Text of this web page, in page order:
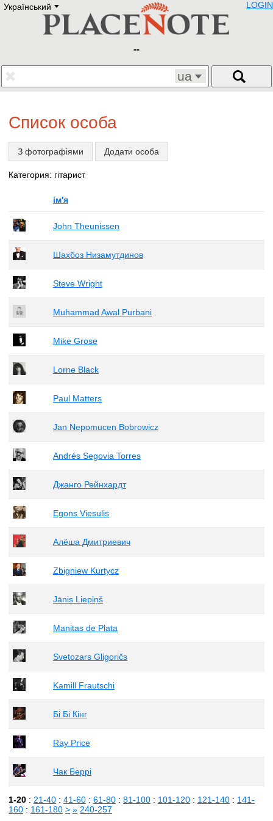
Український E
Deutsch
Francais
Polski
Eestikeelne
LOGIN
ua
Список особа
З фотографіями Додати особа
Категория: гітарист
ім'я
John Theunissen
Шахбоз Низамутдинов
Steve Wright
Muhammad Awal Purbani
Mike Grose
Lorne Black
Paul Matters
Jan Nepomucen Bobrowicz
Andrés Segovia Torres
Джанго Рейнхардт
Egons Viesulis
Алёша Дмитриевич
Zbigniew Kurtycz
Jānis Liepiņš
Manitas de Plata
Svetozars Gligoričs
Kamill Frautschi
Бі Бі Кінг
Ray Price
Чак Беррі
1-20 : 21-40 : 41-60 : 61-80 : 81-100 : 101-120 : 121-140 : 141-
160 : 161-180 > » 240-257